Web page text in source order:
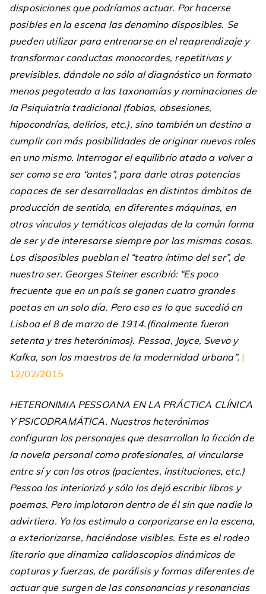
disposiciones que podríamos actuar. Por hacerse
posibles en la escena las denomino disposibles. Se
pueden utilizar para entrenarse en el reaprendizaje y
transformar conductas monocordes, repetitivas y
previsibles, dándole no sólo al diagnóstico un formato
menos pegoteado a las taxonomías y nominaciones de
la Psiquiatría tradicional (fobias, obsesiones,
hipocondrías, delirios, etc.), sino también un destino a
cumplir con más posibilidades de originar nuevos roles
en uno mismo. Interrogar el equilibrio atado a volver a
ser como se era “antes”, para darle otras potencias
capaces de ser desarrolladas en distintos ámbitos de
producción de sentido, en diferentes máquinas, en
otros vínculos y temáticas alejadas de la común forma
de ser y de interesarse siempre por las mismas cosas.
Los disposibles pueblan el “teatro íntimo del ser”, de
nuestro ser. Georges Steiner escribió: “Es poco
frecuente que en un país se ganen cuatro grandes
poetas en un solo día. Pero eso es lo que sucedió en
Lisboa el 8 de marzo de 1914.(finalmente fueron
setenta y tres heterónimos). Pessoa, Joyce, Svevo y
Kafka, son los maestros de la modernidad urbana”. |
12/02/2015
HETERONIMIA PESSOANA EN LA PRÁCTICA CLÍNICA
Y PSICODRAMÁTICA. Nuestros heterónimos
configuran los personajes que desarrollan la ficción de
la novela personal como profesionales, al vincularse
entre sí y con los otros (pacientes, instituciones, etc.)
Pessoa los interiorizó y sólo los dejó escribir libros y
poemas. Pero implotaron dentro de él sin que nadie lo
advirtiera. Yo los estimulo a corporizarse en la escena,
a exteriorizarse, haciéndose visibles. Este es el rodeo
literario que dinamiza calidoscopios dinámicos de
capturas y fuerzas, de parálisis y formas diferentes de
actuar que surgen de las consonancias y resonancias